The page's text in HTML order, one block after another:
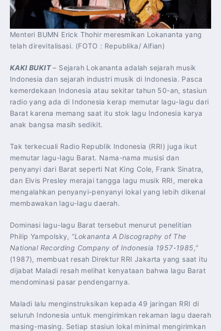
Menteri BUMN Erick Thohir meresmikan Lokananta yang
telah direvitalisasi. (FOTO : Republika/ Alfian)
KAKI BUKIT– Sejarah Lokananta adalah sejarah musik
Indonesia dan sejarah industri musik di Indonesia. Pasca
kemerdekaan Indonesia atau sekitar tahun 50-an, stasiun
radio yang ada di Indonesia kerap memutar lagu-lagu dari
Barat karena memang saat itu stok lagu Indonesia karya
anak bangsa masih sedikit.
Tak terkecuali Radio Republik Indonesia (RRI) juga ikut
memutar lagu-lagu Barat. Nama-nama musisi dan
penyanyi dari Barat seperti Nat King Cole, Frank Sinatra,
dan Elvis Presley merajai tangga lagu musik RRI, mereka
mengalahkan penyanyi-penyanyi lokal yang lebih dikenal
membawakan lagu-lagu daerah.
Dominasi lagu-lagu Barat tersebut menurut penelitian
Philip Yampolsky, “Lokananta A Discography of The
National Recording Company of Indonesia 1957-1985,”
(1987), membuat resah Direktur RRI Jakarta yang saat itu
dijabat Maladi resah melihat kenyataan bahwa lagu Barat
mendominasi pasar pendengarnya.
Maladi lalu menginstruksikan kepada 49 jaringan RRI di
seluruh Indonesia untuk mengirimkan rekaman lagu daerah
masing-masing. Setiap stasiun lokal minimal mengirimkan